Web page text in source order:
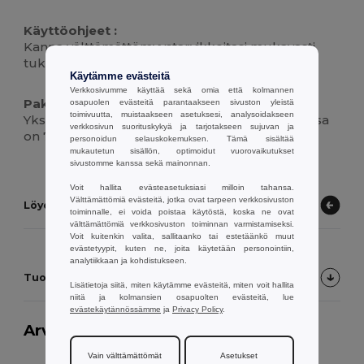
Käyttöohjeet :
Kanna välttämättömyystarvikkeitasi mukavasti
tukevien kahvojen avulla.
Pakkauksen sisältö :
Yksi 100 %:sta puuvillaa valmistettu laukku, jossa
on 75 cm:n kahvat.
Löydä muita tuotteita
Tuotearvostelut
Arvostelu:
Käytämme evästeitä
Verkkosivumme käyttää sekä omia että kolmannen
osapuolen evästeitä parantaakseen sivuston yleistä
toimivuutta, muistaakseen asetuksesi, analysoidakseen
verkkosivun suorituskykyä ja tarjotakseen sujuvan ja
personoidun selauskokemuksen. Tämä sisältää
mukautetun sisällön, optimoidut vuorovaikutukset
sivustomme kanssa sekä mainonnan.
Voit hallita evästeasetuksiasi milloin tahansa.
Välttämättömiä evästeitä, jotka ovat tarpeen verkkosivuston
toiminnalle, ei voida poistaa käytöstä, koska ne ovat
välttämättömiä verkkosivuston toiminnan varmistamiseksi.
Voit kuitenkin valita, sallitaanko tai estetäänkö muut
evästetyypit, kuten ne, joita käytetään personointiin,
analytiikkaan ja kohdistukseen.
Lisätietoja siitä, miten käytämme evästeitä, miten voit hallita
niitä ja kolmansien osapuolten evästeitä, lue
evästekäytännössämme ja Privacy Policy.
Vain välttämättömät Asetukset